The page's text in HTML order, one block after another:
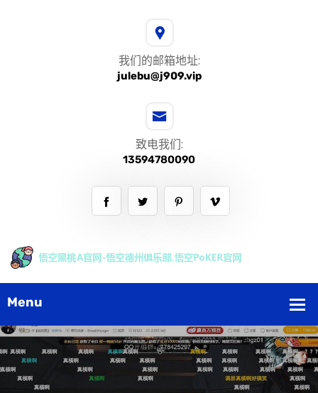
我们的邮箱地址:
julebu@j909.vip
致电我们:
13594780090